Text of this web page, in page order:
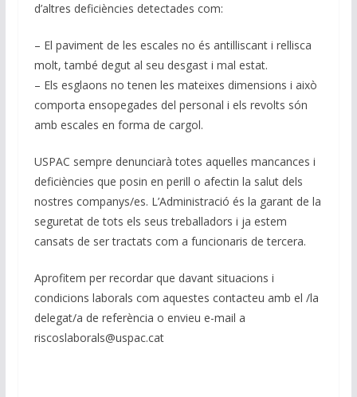
d’altres deficiències detectades com:
– El paviment de les escales no és antilliscant i rellisca
molt, també degut al seu desgast i mal estat.
– Els esglaons no tenen les mateixes dimensions i això
comporta ensopegades del personal i els revolts són
amb escales en forma de cargol.
USPAC sempre denunciarà totes aquelles mancances i
deficiències que posin en perill o afectin la salut dels
nostres companys/es. L’Administració és la garant de la
seguretat de tots els seus treballadors i ja estem
cansats de ser tractats com a funcionaris de tercera.
Aprofitem per recordar que davant situacions i
condicions laborals com aquestes contacteu amb el /la
delegat/a de referència o envieu e-mail a
riscoslaborals@uspac.cat